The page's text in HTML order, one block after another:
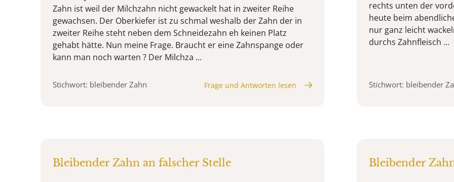
Zahn ist weil der Milchzahn nicht gewackelt hat in zweiter Reihe
gewachsen. Der Oberkiefer ist zu schmal weshalb der Zahn der in
zweiter Reihe steht neben dem Schneidezahn eh keinen Platz
gehabt hätte. Nun meine Frage. Braucht er eine Zahnspange oder
kann man noch warten ? Der Milchza ...
Stichwort: bleibender Zahn Frage und Antworten lesen
rechts unten der
heute beim
nur ganz leicht
durchs Zahnfleisch ...
Stichwort: bleibender
Bleibender Zahn an falscher Stelle Bleibender